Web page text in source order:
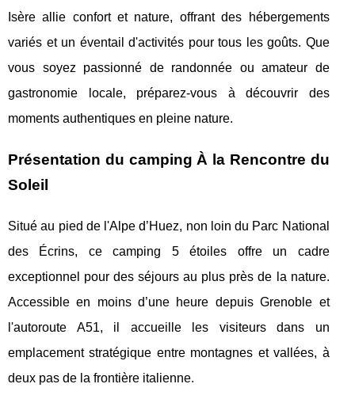
Isère allie confort et nature, offrant des hébergements
variés et un éventail d'activités pour tous les goûts. Que
vous soyez passionné de randonnée ou amateur de
gastronomie locale, préparez-vous à découvrir des
moments authentiques en pleine nature.
Présentation du camping À la Rencontre du
Soleil
Situé au pied de l'Alpe d’Huez, non loin du Parc National
des Écrins, ce camping 5 étoiles offre un cadre
exceptionnel pour des séjoursau plus près de la nature.
Accessible en moins d’une heure depuis Grenoble et
l'autoroute A51, il accueille les visiteurs dans un
emplacement stratégique entre montagnes et vallées, à
deux pas de la frontière italienne.